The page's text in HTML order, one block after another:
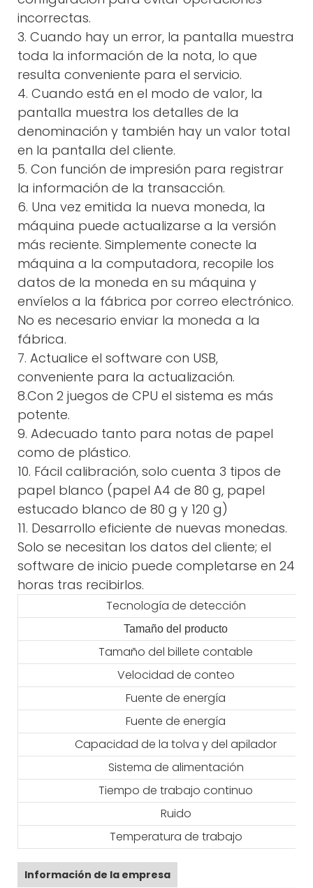
incorrectas.
3. Cuando hay un error, la pantalla muestra
toda la información de la nota, lo que
resulta conveniente para el servicio.
4. Cuando está en el modo de valor, la
pantalla muestra los detalles de la
denominación y también hay un valor total
en la pantalla del cliente.
5. Con función de impresión para registrar
la información de la transacción.
6. Una vez emitida la nueva moneda, la
máquina puede actualizarse a la versión
más reciente. Simplemente conecte la
máquina a la computadora, recopile los
datos de la moneda en su máquina y
envíelos a la fábrica por correo electrónico.
No es necesario enviar la moneda a la
fábrica.
7. Actualice el software con USB,
conveniente para la actualización.
8.Con 2 juegos de CPU el sistema es más
potente.
9. Adecuado tanto para notas de papel
como de plástico.
10. Fácil calibración, solo cuenta 3 tipos de
papel blanco (papel A4 de 80 g, papel
estucado blanco de 80 g y 120 g)
11. Desarrollo eficiente de nuevas monedas.
Solo se necesitan los datos del cliente; el
software de inicio puede completarse en 24
horas tras recibirlos.
Tecnología de detección
Tamaño del producto
Tamaño del billete contable
Velocidad de conteo
Fuente de energía
Fuente de energía
Capacidad de la tolva y del apilador
Sistema de alimentación
Tiempo de trabajo continuo
Ruido
Temperatura de trabajo
Información de la empresa